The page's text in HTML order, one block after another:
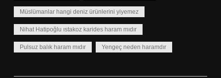
Müslümanlar hangi deniz ürünlerini yiyemez
Nihat Hatipoğlu ıstakoz karides haram mıdır
Pulsuz balık haram mıdır Yengeç neden haramdır